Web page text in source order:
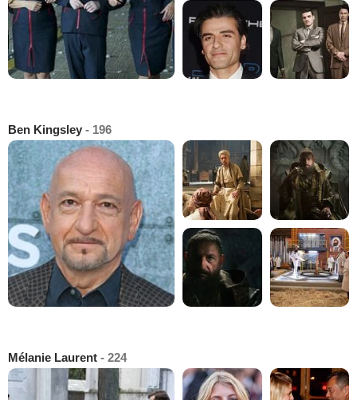
Ben Kingsley - 196
Mélanie Laurent - 224